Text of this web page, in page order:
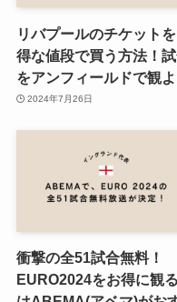
リバプールのチケット
得な値段で買う方法！
をアンフィールドで観よ
2024年7月26日
衝撃の全51試合無料！
EURO2024をお得に観